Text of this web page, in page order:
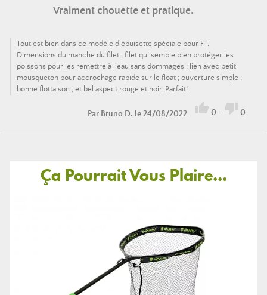
Vraiment chouette et pratique.
Tout est bien dans ce modèle d'épuisette spéciale pour FT.
Dimensions du manche du filet ; filet qui semble bien protéger les
poissons pour les remettre à l'eau sans dommages ; lien avec petit
mousqueton pour accrochage rapide sur le float ; ouverture simple ;
bonne flottaison ; et bel aspect rouge et noir. Parfait!
Par Bruno D. le 24/08/2022  0 -  0
Ça Pourrait Vous Plaire...